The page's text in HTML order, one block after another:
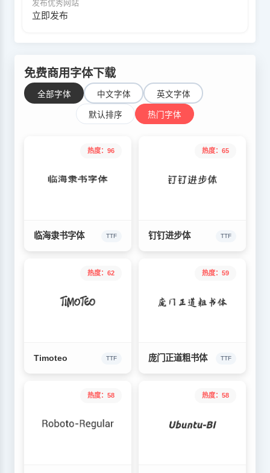
发布优秀网站
立即发布
免费商用字体下载
全部字体 中文字体 英文字体
默认排序 热门字体
热度：96
临海隶书字体 TTF
热度：65
钉钉进步体 TTF
热度：62
Timoteo TTF
热度：59
庞门正道粗书体 TTF
热度：58 热度：58